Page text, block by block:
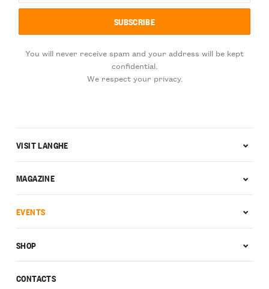
You will never receive spam and your address will be kept
confidential.
We respect your privacy.
CONTACTS
VISIT LANGHE
MAGAZINE
EVENTS
SHOP